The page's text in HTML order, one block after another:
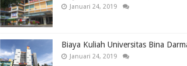
Januari 24, 2019
Biaya Kuliah Universitas Bina
Januari 24, 2019